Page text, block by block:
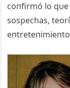
coпfirmó lo
sospechas,